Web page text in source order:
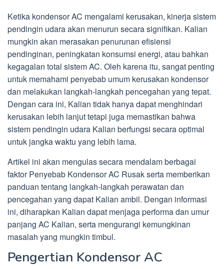
Ketika kondensor AC mengalami kerusakan, kinerja sistem
pendingin udara akan menurun secara signifikan. Kalian
mungkin akan merasakan penurunan efisiensi
pendinginan, peningkatan konsumsi energi, atau bahkan
kegagalan total sistem AC. Oleh karena itu, sangat penting
untuk memahami penyebab umum kerusakan kondensor
dan melakukan langkah-langkah pencegahan yang tepat.
Dengan cara ini, Kalian tidak hanya dapat menghindari
kerusakan lebih lanjut tetapi juga memastikan bahwa
sistem pendingin udara Kalian berfungsi secara optimal
untuk jangka waktu yang lebih lama.
Artikel ini akan mengulas secara mendalam berbagai
faktor Penyebab Kondensor AC Rusak serta memberikan
panduan tentang langkah-langkah perawatan dan
pencegahan yang dapat Kalian ambil. Dengan informasi
ini, diharapkan Kalian dapat menjaga performa dan umur
panjang AC Kalian, serta mengurangi kemungkinan
masalah yang mungkin timbul.
Pengertian Kondensor AC